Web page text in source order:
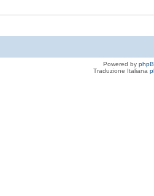
Powered by
Traduzione Italiana